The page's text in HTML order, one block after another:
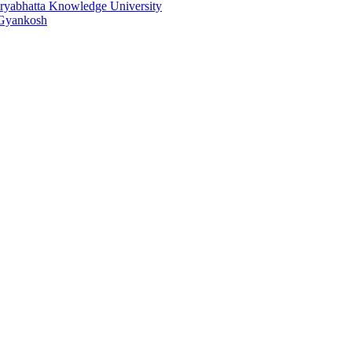
Knowledge University